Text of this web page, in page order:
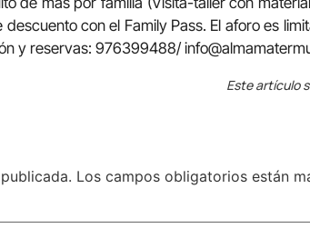
con el Family Pass. El aforo es
y reservas: 976399488/
Este artículo
Los campos obligatorios están